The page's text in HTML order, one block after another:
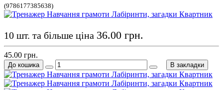
(9786177385638)
10 шт. та більше ціна 36.00 грн.
45.00 грн.
До кошика В закладки